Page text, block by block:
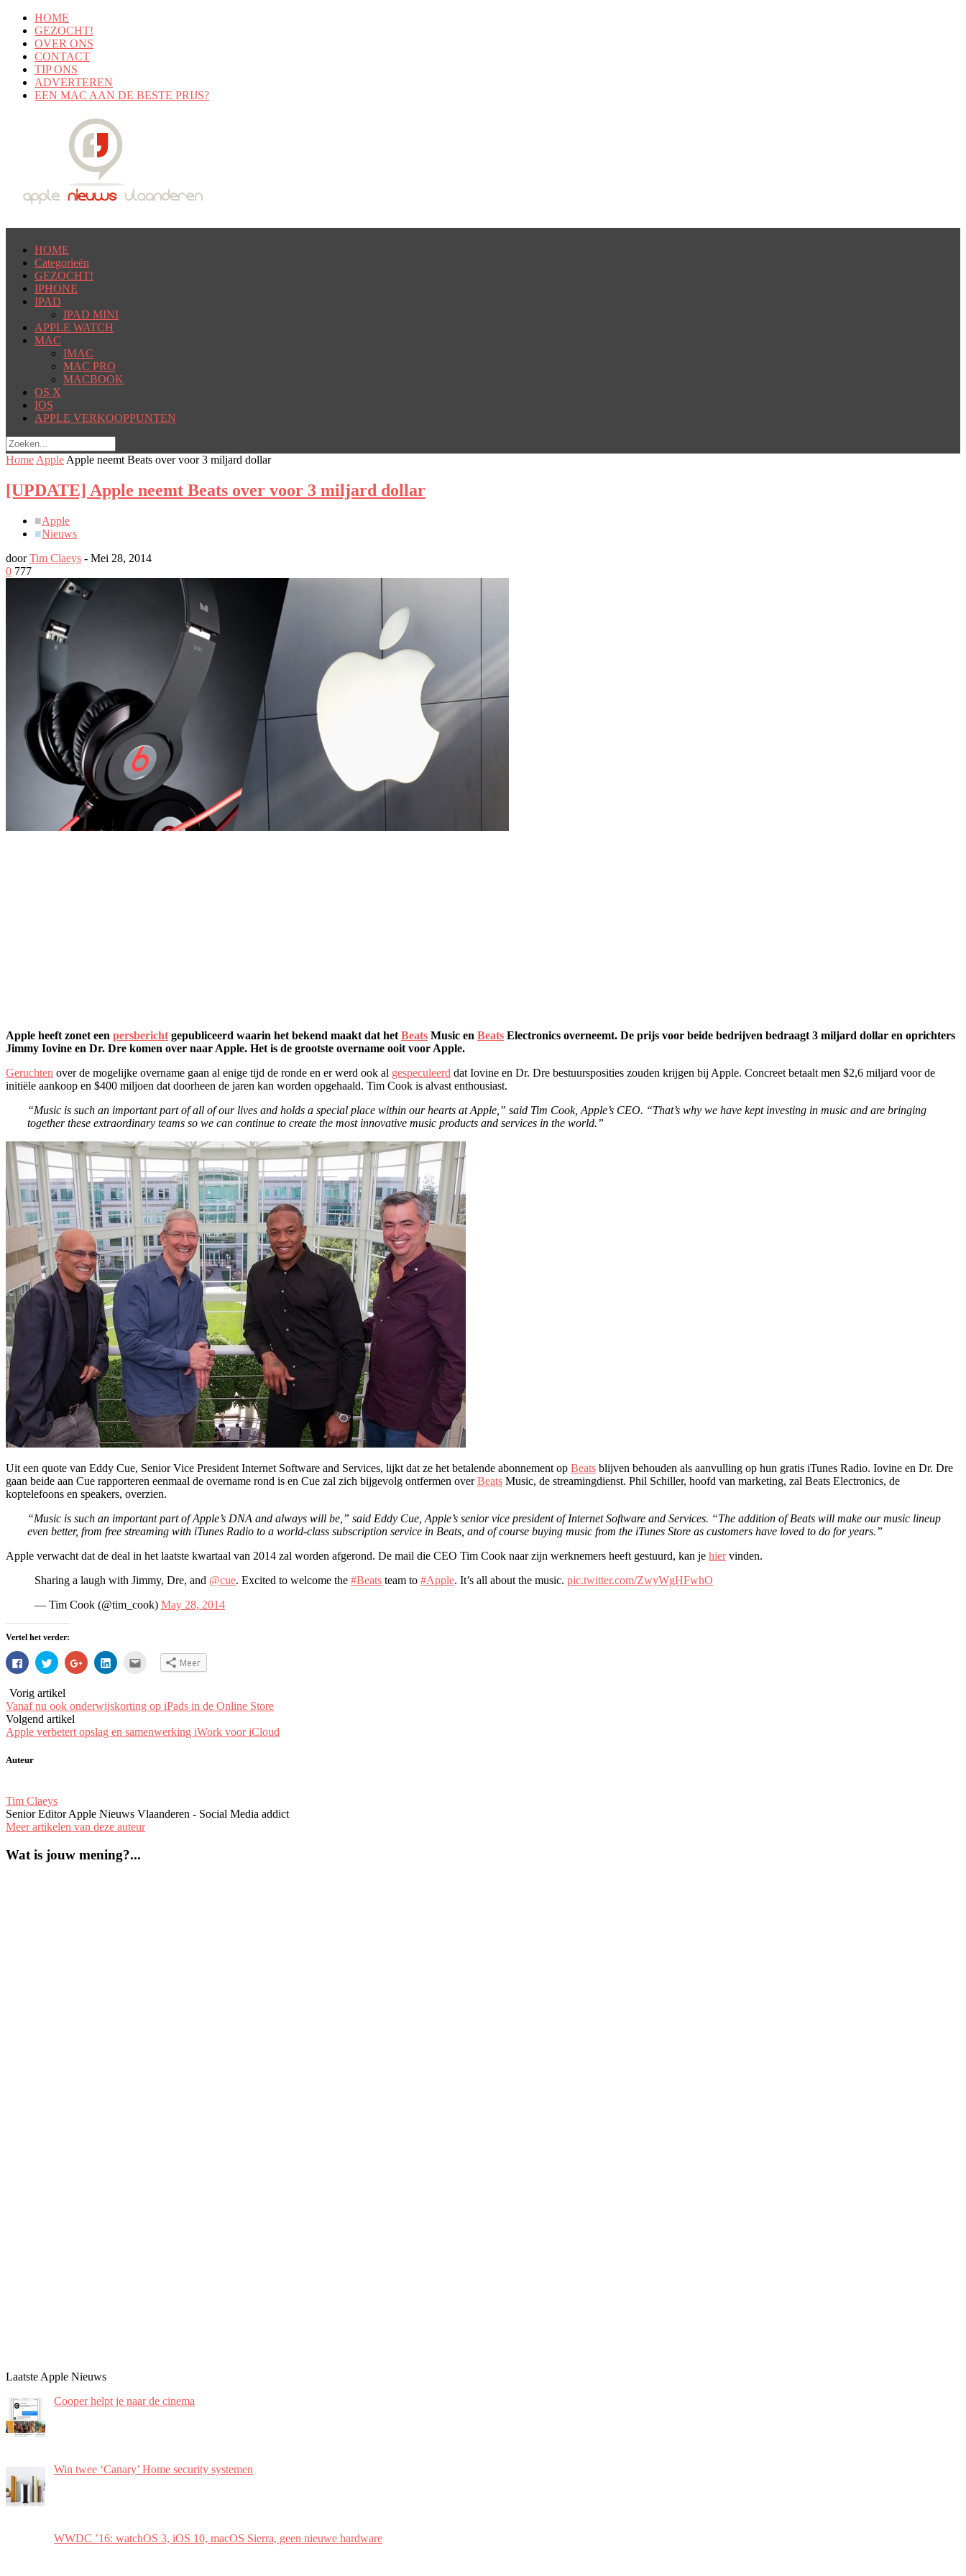
HOME
GEZOCHT!
OVER ONS
CONTACT
TIP ONS
ADVERTEREN
EEN MAC AAN DE BESTE PRIJS?
HOME
Categorieën
GEZOCHT!
IPHONE
IPAD
IPAD MINI
APPLE WATCH
MAC
IMAC
MAC PRO
MACBOOK
OS X
IOS
APPLE VERKOOPPUNTEN
Home Apple Apple neemt Beats over voor 3 miljard dollar
[UPDATE] Apple neemt Beats over voor 3 miljard dollar
■Apple
■Nieuws
doorTim Claeys - Mei 28, 2014
0 777
Apple heeft zonet een persbericht gepubliceerd waarin het bekend maakt dat het Beats Music en Beats Electronics overneemt. De prijs voor beide bedrijven bedraagt 3 miljard dollar en oprichters
Jimmy Iovine en Dr. Dre komen over naar Apple. Het is de grootste overname ooit voor Apple.
Geruchten over de mogelijke overname gaan al enige tijd de ronde en er werd ook al gespeculeerd dat Iovine en Dr. Dre bestuursposities zouden krijgen bij Apple. Concreet betaalt men $2,6 miljard voor de
initiële aankoop en $400 miljoen dat doorheen de jaren kan worden opgehaald. Tim Cook is alvast enthousiast.
“Music is such an important part of all of our lives and holds a special place within our hearts at Apple,” said Tim Cook, Apple’s CEO. “That’s why we have kept investing in music and are bringing
together these extraordinary teams so we can continue to create the most innovative music products and services in the world.”
Uit een quote van Eddy Cue, Senior Vice President Internet Software and Services, lijkt dat ze het betalende abonnement op Beats blijven behouden als aanvulling op hun gratis iTunes Radio. Iovine en Dr. Dre
gaan beide aan Cue rapporteren eenmaal de overname rond is en Cue zal zich bijgevolg ontfermen overBeats Music, de streamingdienst. Phil Schiller, hoofd van marketing, zal Beats Electronics, de
koptelefoons en speakers, overzien.
“Music is such an important part of Apple’s DNA and always will be,” said Eddy Cue, Apple’s senior vice president of Internet Software and Services. “The addition of Beats will make our music lineup
even better, from free streaming with iTunes Radio to a world-class subscription service in Beats, and of course buying music from the iTunes Store as customers have loved to do for years.”
Apple verwacht dat de deal in het laatste kwartaal van 2014 zal worden afgerond. De mail die CEO Tim Cook naar zijn werknemers heeft gestuurd, kan je hiervinden.
Sharing a laugh with Jimmy, Dre, and @cue. Excited to welcome the #Beats team to #Apple. It’s all about the music. pic.twitter.com/ZwyWgHFwhO
— Tim Cook (@tim_cook) May 28, 2014
Vertel het verder:
Klik
om
op
Facebook
(Wordt
in
een
nieuw
Klik
om
met
Twitter
(Wordt
in
een
nieuw
Klik
om
delen
(Wordt
een
nieuw
Klik
om
delen.
(Wordt
een
nieuw
mailen
naar
vriend
(Wordt
Meer
Vorig artikel
Vanaf nu ook onderwijskorting op iPads in de Online Store
Volgend artikel
Apple verbetert opslag en samenwerking iWork voor iCloud
Auteur
Tim Claeys
Senior Editor Apple Nieuws Vlaanderen - Social Media addict
Meer artikelen van deze auteur
Wat is jouw mening?...
Laatste Apple Nieuws
Cooper helpt je naar de cinema
Win twee ‘Canary’ Home security systemen
WWDC ’16: watchOS 3, iOS 10, macOS Sierra, geen nieuwe hardware